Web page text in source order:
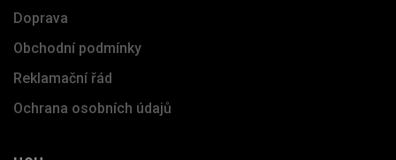
Doprava
Obchodní podmínky
Reklamační řád
Ochrana osobních údajů